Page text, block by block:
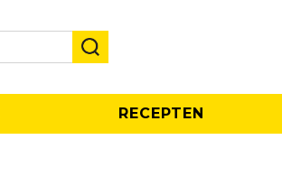
RECEPTEN